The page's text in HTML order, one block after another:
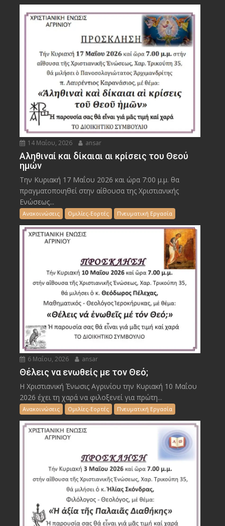
14 Μαΐου, 2026 ansar
Αληθιναί και δίκαιαι αι κρίσεις του Θεού
ημών
Την Κυριακή 17 Μαΐου 2026 και ώρα 7:00 μ.μ. θα
πραγματοποιηθεί στην αίθουσα της Χριστιανικής
Ενώσεως...
Ανακοινώσεις Ομιλίες-Εορτές Πνευματική Εργασία
6 Μαΐου, 2026 ansar
Θέλεις να ενωθείς με τον Θεό;
Η Χριστιανική Ένωσις Αγρινίου την Κυριακή 10 Μαΐου
2026 έχει τη χαρά να φιλοξενεί για πρώτη...
Ανακοινώσεις Ομιλίες-Εορτές Πνευματική Εργασία